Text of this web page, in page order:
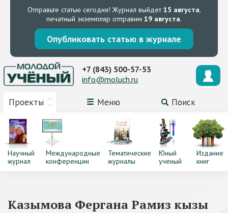
Отправьте статью сегодня! Журнал выйдет15 августа,
печатный экземпляр отправим 19 августа.
Опубликовать статью в журнале
Проекты Меню Поиск
+7 (843) 500-57-53
info@moluch.ru
Научный
журнал
Международные
конференции
Тематические
журналы
Юный
ученый
Издание
книг
Казымова Фергана Рамиз кызы